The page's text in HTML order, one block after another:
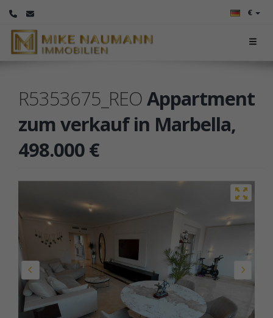
€
R5353675_REOAppartment
zum verkauf in Marbella,
498.000 €